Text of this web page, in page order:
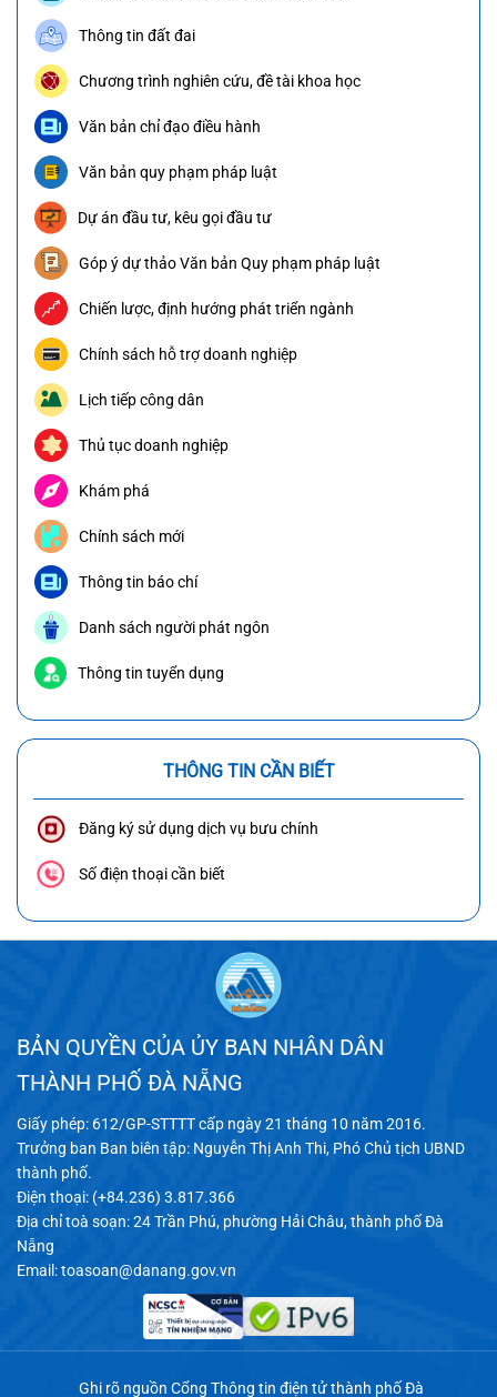
Thông tin đất đai
Chương trình nghiên cứu, đề tài khoa học
Văn bản chỉ đạo điều hành
Văn bản quy phạm pháp luật
Dự án đầu tư, kêu gọi đầu tư
Góp ý dự thảo Văn bản Quy phạm pháp luật
Chiến lược, định hướng phát triển ngành
Chính sách hỗ trợ doanh nghiệp
Lịch tiếp công dân
Thủ tục doanh nghiệp
Khám phá
Chính sách mới
Thông tin báo chí
Danh sách người phát ngôn
Thông tin tuyển dụng
THÔNG TIN CẦN BIẾT
Đăng ký sử dụng dịch vụ bưu chính
Số điện thoại cần biết
BẢN QUYỀN CỦA ỦY BAN NHÂN DÂN
THÀNH PHỐ ĐÀ NẴNG
Giấy phép: 612/GP-STTTT cấp ngày 21 tháng 10 năm 2016.
Trưởng ban Ban biên tập: Nguyễn Thị Anh Thi, Phó Chủ tịch UBND
thành phố.
Điện thoại: (+84.236) 3.817.366
Địa chỉ toà soạn: 24 Trần Phú, phường Hải Châu, thành phố Đà
Nẵng
Email:toasoan@danang.gov.vn
Ghi rõ nguồn Cổng Thông tin điện tử thành phố Đà